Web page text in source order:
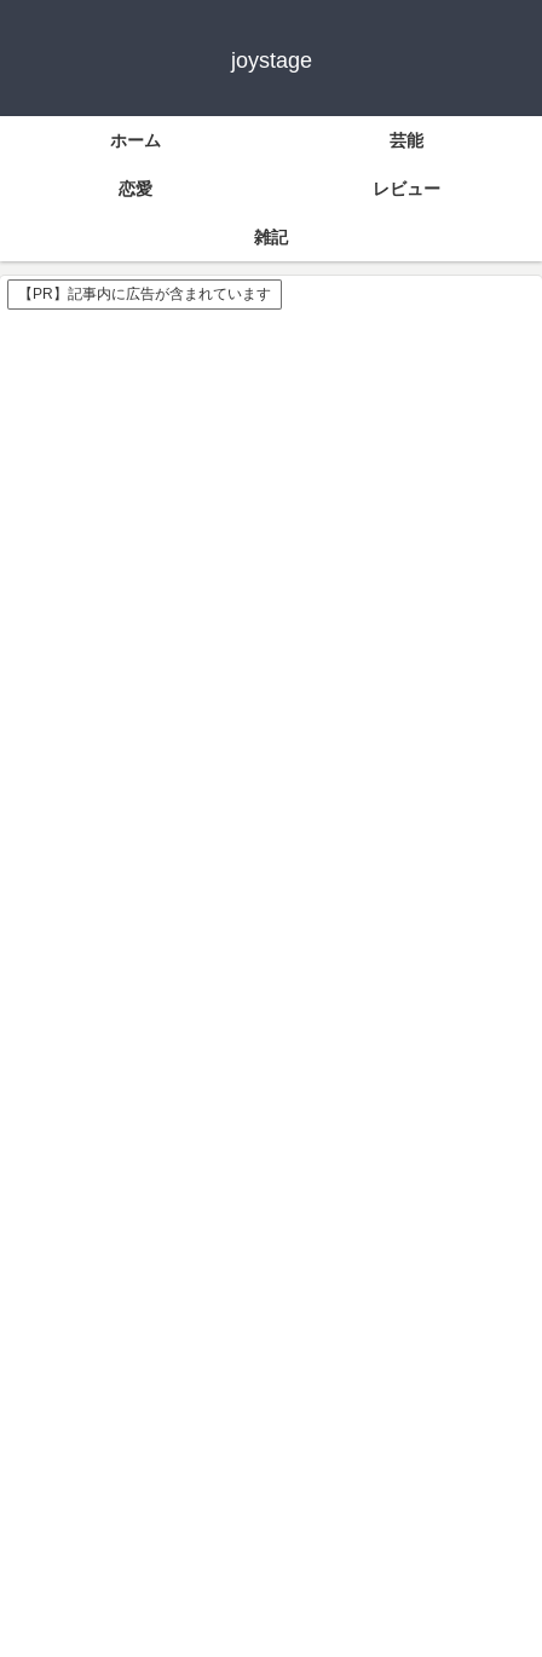
joystage
ホーム 芸能
恋愛 レビュー
雑記
【PR】記事内に広告が含まれています